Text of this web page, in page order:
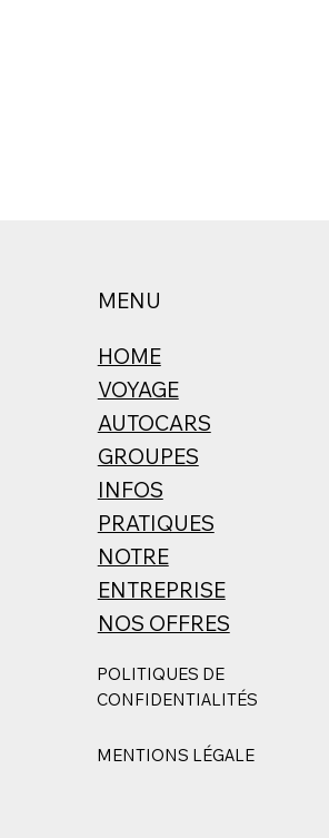
MENU
HOME
VOYAGE
AUTOCARS
GROUPES
INFOS
PRATIQUES
NOTRE
ENTREPRISE
NOS OFFRES
POLITIQUES DE
CONFIDENTIALITÉS
MENTIONS LÉGALE